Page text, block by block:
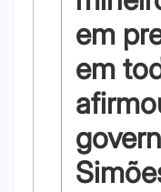
em
em